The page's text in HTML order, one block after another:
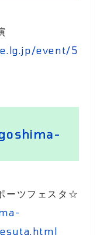
event/5
ーツフェスタ☆